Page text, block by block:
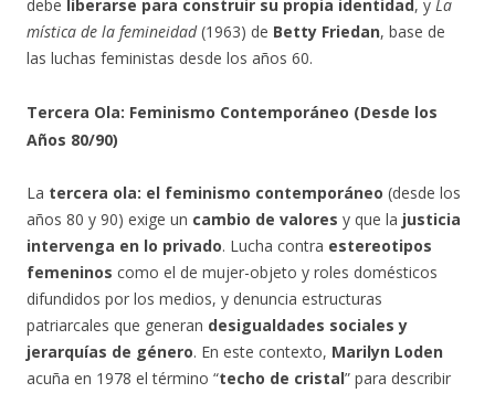
debe liberarse para construir su propia identidad, y La
mística de la femineidad(1963) de Betty Friedan, base de
las luchas feministas desde los años 60.
Tercera Ola: Feminismo Contemporáneo (Desde los
Años 80/90)
La tercera ola: el feminismo contemporáneo (desde los
años 80 y 90) exige un cambio de valores y que la justicia
intervenga en lo privado. Lucha contra estereotipos
femeninos como el de mujer-objeto y roles domésticos
difundidos por los medios, y denuncia estructuras
patriarcales que generan desigualdades sociales y
jerarquías de género. En este contexto, Marilyn Loden
acuña en 1978 el término “techo de cristal” para describir